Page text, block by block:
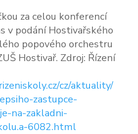
za celou konferencí
v podání Hostivařského
popového orchestru
Hostivař. Zdroj: Řízení
cz/aktuality/
zastupce-
na-zakladni-
6082.html